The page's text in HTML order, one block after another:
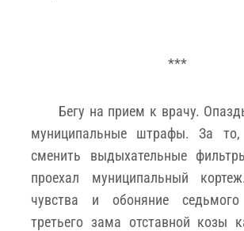
***
Бегу на прием к врачу.
муниципальные штрафы. За
сменить выдыхательные
проехал муниципальный
чувства и обоняние седьмого
третьего зама отставной козы